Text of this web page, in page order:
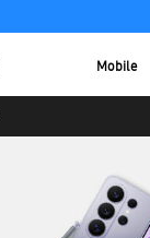
Mobile